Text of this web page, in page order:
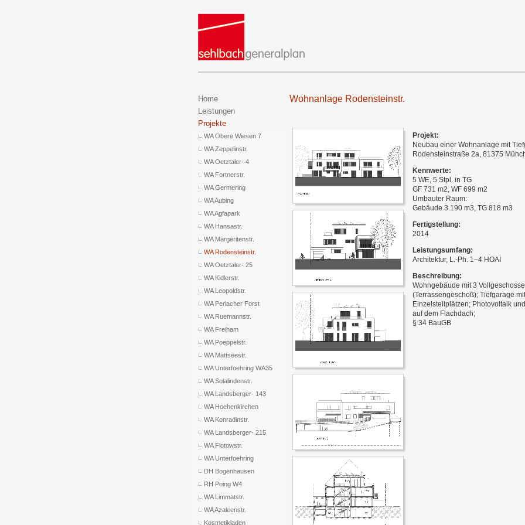
Home
Leistungen
Projekte
WA Obere Wiesen 7
WA Zeppelinstr.
WA Oetztaler- 4
WA Fortnerstr.
WA Germering
WA Aubing
WA Agfapark
WA Hansastr.
WA Margeritenstr.
WA Rodensteinstr.
WA Oetztaler- 25
WA Kidlerstr.
WA Leopoldstr.
WA Perlacher Forst
WA Ruemannstr.
WA Freiham
WA Poeppelstr.
WA Mattseestr.
WA Unterfoehring WA35
WA Solalindenstr.
WA Landsberger- 143
WA Hoehenkirchen
WA Konradinstr.
WA Landsberger- 215
WA Flotowstr.
WA Unterfoehring
DH Bogenhausen
RH Poing W4
WA Limmatstr.
WA Azaleenstr.
Kosmetikladen
Wohnanlage Rodensteinstr.
Projekt:
Neubau einer Wohnanlage mit
Rodensteinstraße 2a, 81375
Kennwerte:
5 WE, 5 Stpl. in TG
GF 731 m2, WF 699 m2
Umbauter Raum:
Gebäude 3.190 m3, TG 818 m3
Fertigstellung:
2014
Leistungsumfang:
Architektur, L.-Ph. 1–4 HOAI
Beschreibung:
Wohngebäude mit 3
(Terrassengeschoß); Tiefgarage mit
Einzelstellplätzen; Photovoltaik
auf dem Flachdach;
§ 34 BauGB